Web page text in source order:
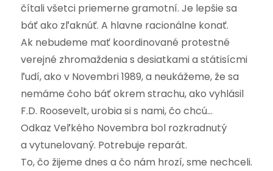
čítali všetci priemerne gramotní. Je lepšie sa
báť ako zľaknúť. A hlavne racionálne konať.
Ak nebudeme mať koordinované protestné
verejné zhromaždenia s desiatkami a státisícmi
ľudí, ako v Novembri 1989, a neukážeme, že sa
nemáme čoho báť okrem strachu, ako vyhlásil
F.D. Roosevelt, urobia si s nami, čo chcú…
Odkaz Veľkého Novembra bol rozkradnutý
a vytunelovaný. Potrebuje reparát.
To, čo žijeme dnes a čo nám hrozí, sme nechceli.